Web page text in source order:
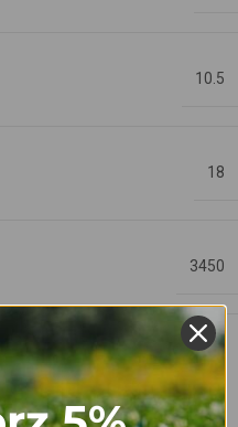
10.5
18
3450
U2
WR
,